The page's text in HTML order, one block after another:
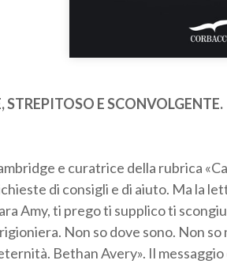
E SCONVOLGENTE.
e curatrice della rubrica
di consigli e di aiuto. Ma la
Amy, ti prego ti supplico ti
Non so dove sono. Non so
Bethan Avery». Il